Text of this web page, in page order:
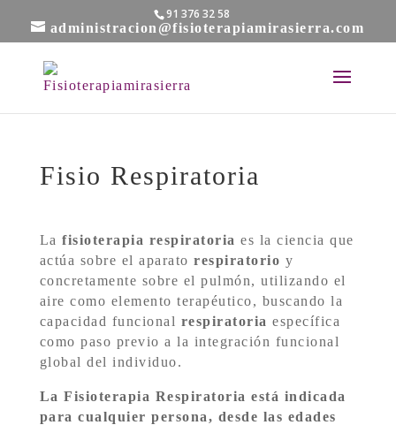
91 376 32 58
administracion@fisioterapiamirasierra.com
Fisio Respiratoria
Lafisioterapia respiratoria es la ciencia que
actúa sobre el aparatorespiratorio y
concretamente sobre el pulmón, utilizando el
aire como elemento terapéutico, buscando la
capacidad funcional respiratoria específica
como paso previo a la integración funcional
global del individuo.
LaFisioterapia Respiratoria está indicada
para cualquier persona, desde las edades